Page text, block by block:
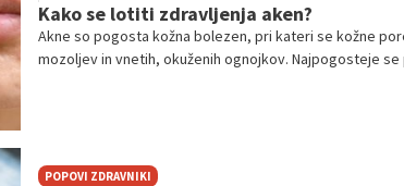
Kako se lotiti zdravljenja aken?
Akne so pogosta kožna bolezen, pri kateri se kožne
mozoljev in vnetih, okuženih ognojkov. Najpogosteje
POPOVI ZDRAVNIKI